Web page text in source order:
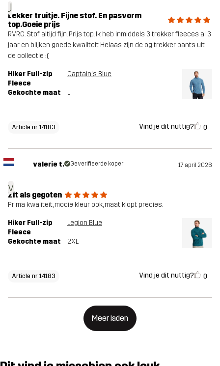
J
Lekker truitje. Fijne stof. En pasvorm
top.Goeie prijs
RVRC. Stof altijd fijn. Prijs top. Ik heb inmiddels 3 trekker fleeces al 3
jaar en blijken goede kwaliteit Helaas zijn de og trekker pants uit
de collectie :(
Hiker Full-zip
Fleece
Captain's Blue
Gekochte maat L
Article nr 14183 Vind je dit nuttig? 0
v
valerie t. Geverifieerde koper 17 april 2026
Zit als gegoten
Prima kwaliteit, mooie kleur ook, maat klopt precies.
Hiker Full-zip
Fleece
Legion Blue
Gekochte maat 2XL
Article nr 14183 Vind je dit nuttig? 0
Meer laden